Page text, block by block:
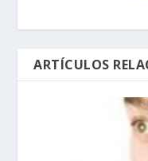
ARTÍCULOS